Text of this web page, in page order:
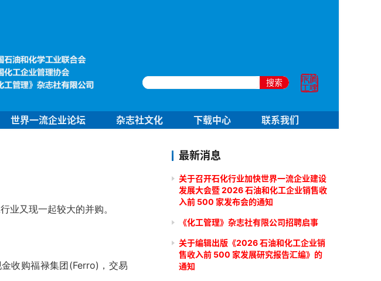
搜索
世界一流企业论坛 杂志社文化 下载中心 联系我们
业又现一起较大的并购。
收购福禄集团(Ferro)，交易
最新消息
关于召开石化行业加快世界一流企业建设
发展大会暨 2026 石油和化工企业销售收
入前 500 家发布会的通知
《化工管理》杂志社有限公司招聘启事
关于编辑出版《2026 石油和化工企业销
售收入前 500 家发展研究报告汇编》的
通知